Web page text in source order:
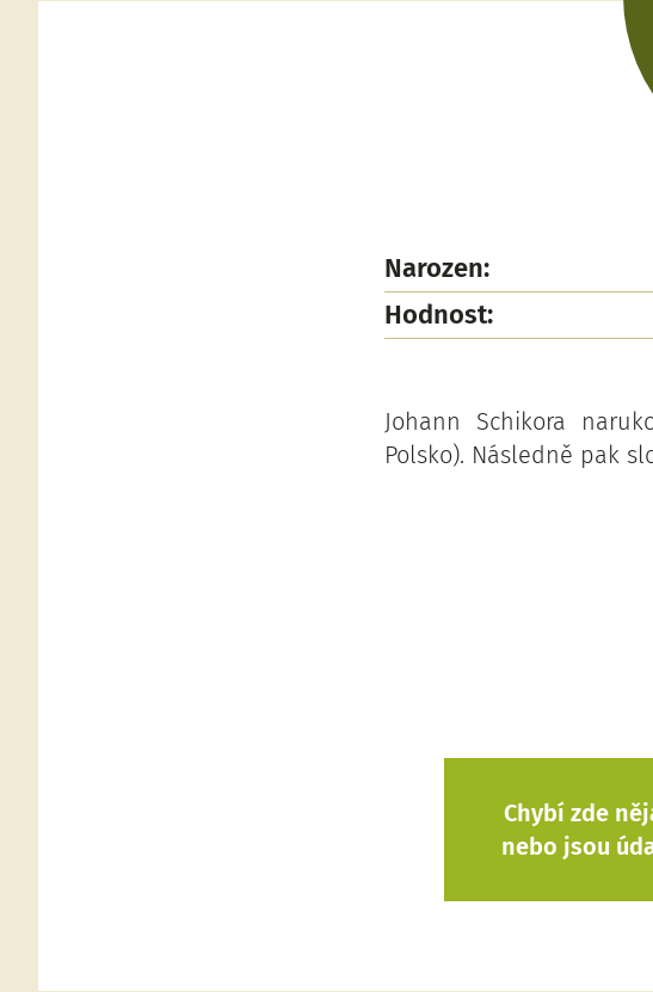
Narozen:
Hodnost:
Johann Schikora
Polsko). Následně pak
Chybí zde
nebo jsou